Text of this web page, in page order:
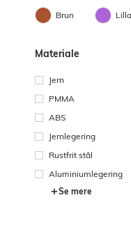
Brun Lilla
Materiale
Jern
PMMA
ABS
Jernlegering
Rustfrit stål
Aluminiumlegering
Se mere